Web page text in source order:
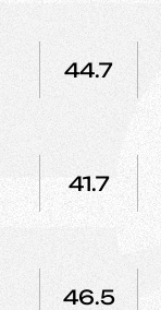
44.7
41.7
46.5